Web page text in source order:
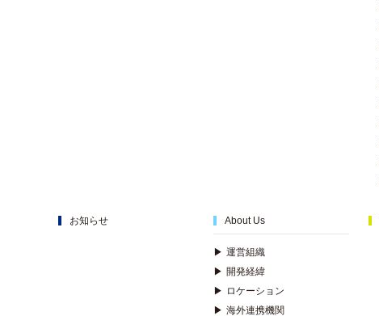
お知らせ About Us
▶ 運営組織
▶ 開発経緯
▶ ロケーション
▶ 海外連携機関